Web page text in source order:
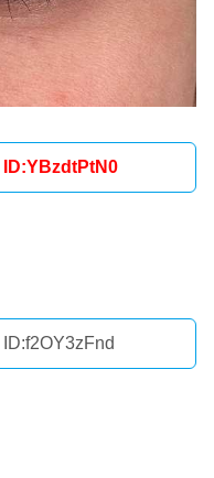
ID:YBzdtPtN0
ID:f2OY3zFnd